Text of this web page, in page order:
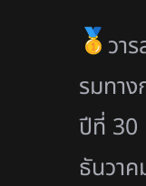
วา
รมทา
ปีที่ 30
ธันวา